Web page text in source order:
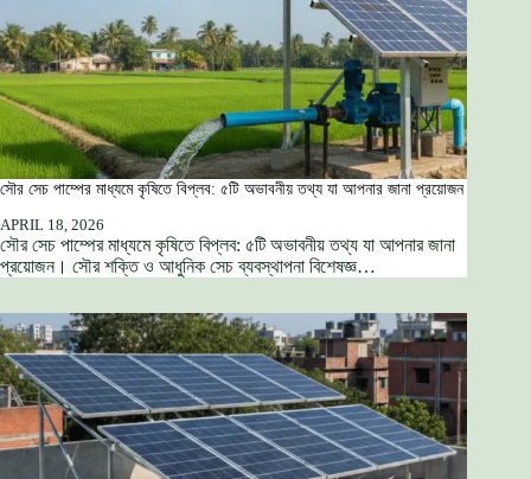
সৌর সেচ পাম্পের মাধ্যমে কৃষিতে বিপ্লব: ৫টি অভাবনীয় তথ্য যা আপনার জানা প্রয়োজন
APRIL 18, 2026
সৌর সেচ পাম্পের মাধ্যমে কৃষিতে বিপ্লব: ৫টি অভাবনীয় তথ্য যা আপনার জানা
প্রয়োজন। সৌর শক্তি ও আধুনিক সেচ ব্যবস্থাপনা বিশেষজ্ঞ…